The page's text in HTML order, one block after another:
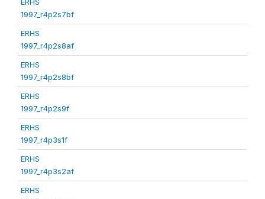
1997_r4p2s7bf
ERHS
1997_r4p2s8af
ERHS
1997_r4p2s8bf
ERHS
1997_r4p2s9f
ERHS
1997_r4p3s1f
ERHS
1997_r4p3s2af
ERHS